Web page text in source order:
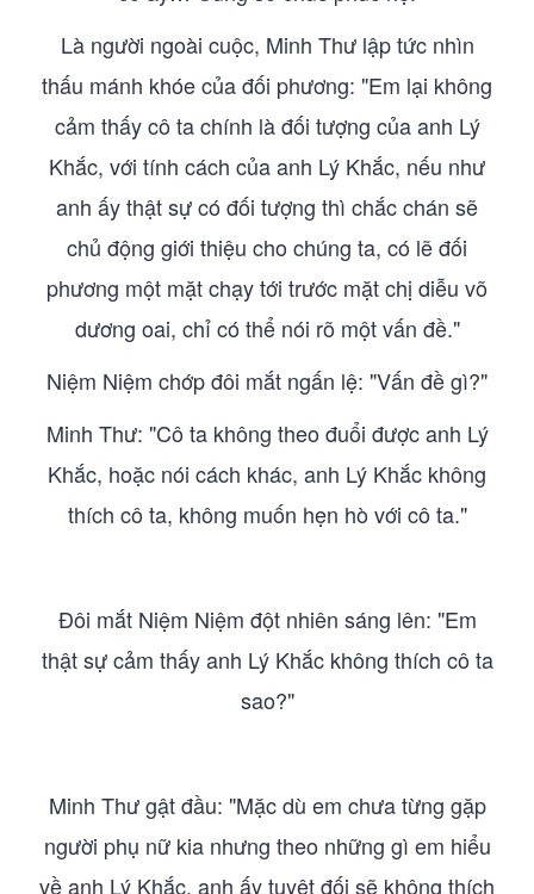
Là người ngoài cuộc, Minh Thư lập tức nhìn
thấu mánh khóe của đối phương: "Em lại không
cảm thấy cô ta chính là đối tượng của anh Lý
Khắc, với tính cách của anh Lý Khắc, nếu như
anh ấy thật sự có đối tượng thì chắc chán sẽ
chủ động giới thiệu cho chúng ta, có lẽ đối
phương một mặt chạy tới trước mặt chị diễu võ
dương oai, chỉ có thể nói rõ một vấn đề."
Niệm Niệm chớp đôi mắt ngấn lệ: "Vấn đề gì?"
Minh Thư: "Cô ta không theo đuổi được anh Lý
Khắc, hoặc nói cách khác, anh Lý Khắc không
thích cô ta, không muốn hẹn hò với cô ta."
Đôi mắt Niệm Niệm đột nhiên sáng lên: "Em
thật sự cảm thấy anh Lý Khắc không thích cô ta
sao?"
Minh Thư gật đầu: "Mặc dù em chưa từng gặp
người phụ nữ kia nhưng theo những gì em hiểu
về anh Lý Khắc, anh ấy tuyệt đối sẽ không thích